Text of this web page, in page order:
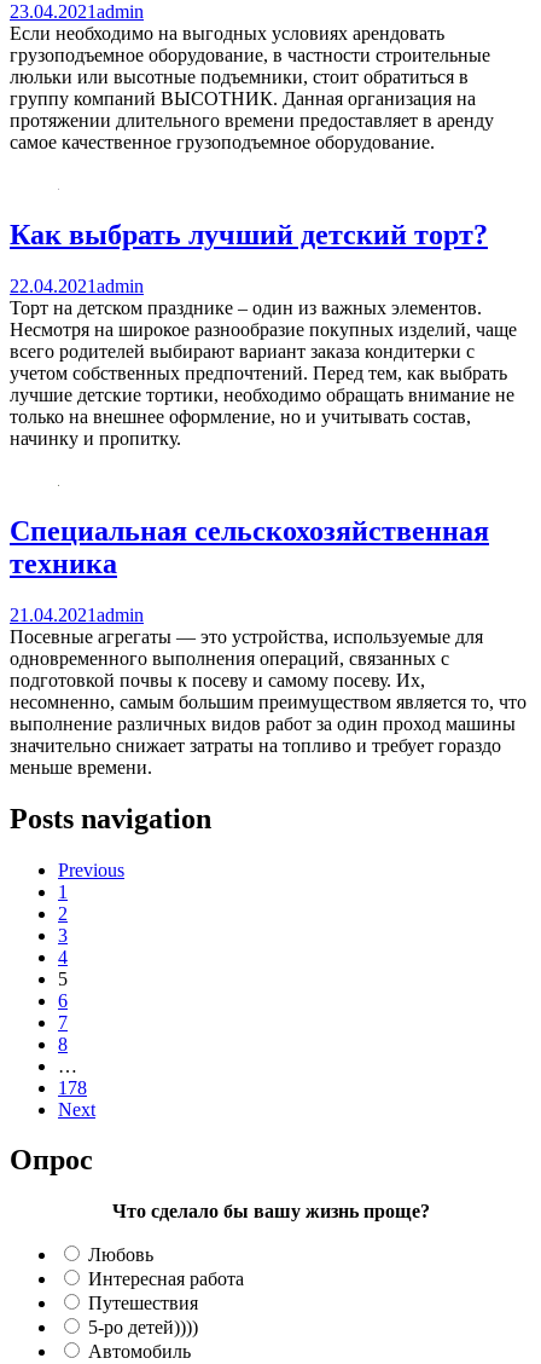
23.04.2021admin
Если необходимо на выгодных условиях арендовать
грузоподъемное оборудование, в частности строительные
люльки или высотные подъемники, стоит обратиться в
группу компаний ВЫСОТНИК. Данная организация на
протяжении длительного времени предоставляет в аренду
самое качественное грузоподъемное оборудование.
Как выбрать лучший детский торт?
22.04.2021admin
Торт на детском празднике – один из важных элементов.
Несмотря на широкое разнообразие покупных изделий, чаще
всего родителей выбирают вариант заказа кондитерки с
учетом собственных предпочтений. Перед тем, как выбрать
лучшие детские тортики, необходимо обращать внимание не
только на внешнее оформление, но и учитывать состав,
начинку и пропитку.
Специальная сельскохозяйственная
техника
21.04.2021admin
Посевные агрегаты — это устройства, используемые для
одновременного выполнения операций, связанных с
подготовкой почвы к посеву и самому посеву. Их,
несомненно, самым большим преимуществом является то, что
выполнение различных видов работ за один проход машины
значительно снижает затраты на топливо и требует гораздо
меньше времени.
Posts navigation
Previous
1
2
3
4
5
6
7
8
…
178
Next
Опрос
Что сделало бы вашу жизнь проще?
Любовь
Интересная работа
Путешествия
5-ро детей))))
Автомобиль